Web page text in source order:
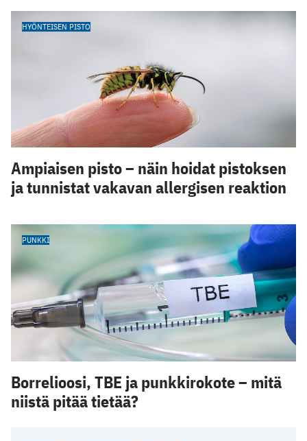
HYÖNTEISEN PISTO
Ampiaisen pisto – näin hoidat pistoksen
ja tunnistat vakavan allergisen reaktion
PUNKKI
Borrelioosi, TBE ja punkkirokote – mitä
niistä pitää tietää?